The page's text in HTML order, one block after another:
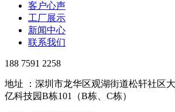
客户心声
工厂展示
新闻中心
联系我们
188 7591 2258
地址 ：深圳市龙华区观湖街道松轩社区
亿科技园B栋101（B栋、C栋）